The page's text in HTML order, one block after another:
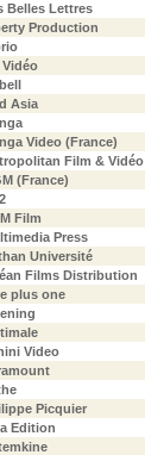
Belles Lettres
Production
Vidéo
Asia
Video (France)
Film & Vidéo
(France)
Film
Press
Université
Films Distribution
plus one
Video
Picquier
Edition